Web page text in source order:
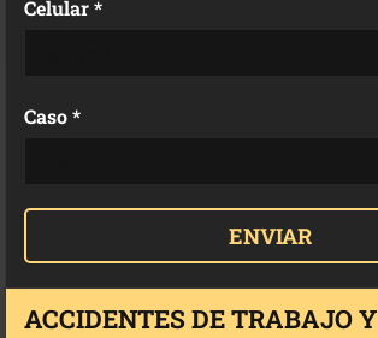
Celular *
Caso *
ACCIDENTES DE TRABAJO Y